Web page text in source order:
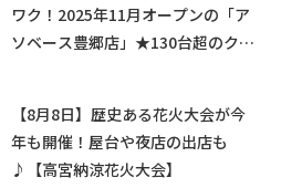
ワク！2025年11月オープンの「ア
ソベース豊郷店」★130台超のクレ
【8月8日】歴史ある花火大会が今
年も開催！屋台や夜店の出店も
♪【高宮納涼花火大会】